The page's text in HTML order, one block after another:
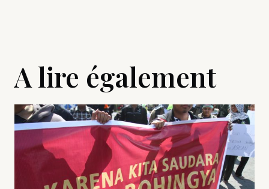
A lire également